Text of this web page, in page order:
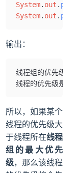
System. out .
System. out .
输出：
线程组的优先级是
线程的优先级是：
所以，如果某个
线程的优先级大
于线程所在线程
组的最大优先
级，那么该线程